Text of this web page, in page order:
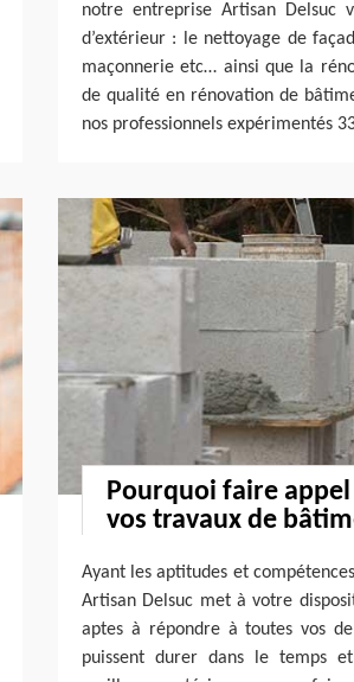
notre entreprise Artisan Delsuc
d’extérieur : le nettoyage de
maçonnerie etc… ainsi que la
de qualité en rénovation de
nos professionnels expérimentés
Pourquoi faire
vos travaux de
Ayant les aptitudes et
Artisan Delsuc met à votre
aptes à répondre à toutes vos
puissent durer dans le temps